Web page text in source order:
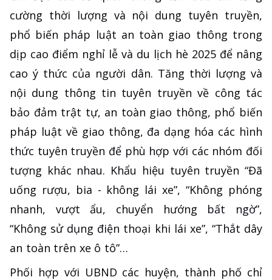
cường thời lượng và nội dung tuyên truyền,
phổ biến pháp luật an toàn giao thông trong
dịp cao điểm nghỉ lễ và du lịch hè 2025 để nâng
cao ý thức của người dân. Tăng thời lượng và
nội dung thông tin tuyên truyền về công tác
bảo đảm trật tự, an toàn giao thông, phổ biến
pháp luật về giao thông, đa dạng hóa các hình
thức tuyên truyền để phù hợp với các nhóm đối
tượng khác nhau. Khẩu hiệu tuyên truyền “Đã
uống rượu, bia - không lái xe”, “Không phóng
nhanh, vượt ẩu, chuyển hướng bất ngờ”,
“Không sử dụng điện thoại khi lái xe”, “Thắt dây
an toàn trên xe ô tô”…
Phối hợp với UBND các huyện, thành phố chỉ